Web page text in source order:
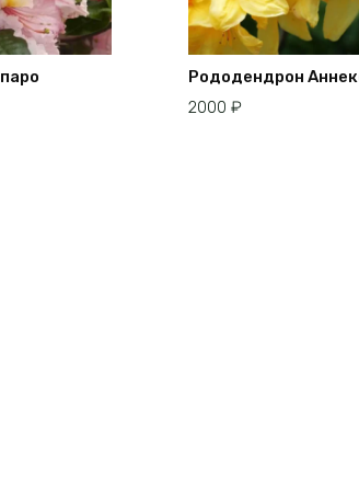
Рододендрон
2000 ₽